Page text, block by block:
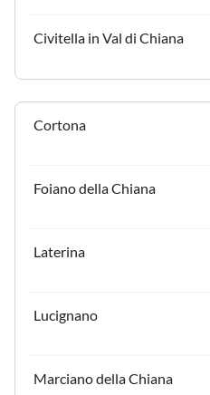
Civitella in Val di Chiana
Cortona
Foiano della Chiana
Laterina
Lucignano
Marciano della Chiana